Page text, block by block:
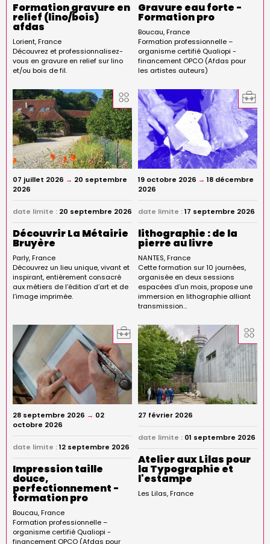
Formation gravure en
relief (lino/bois)
afdas
Lorient France
Découvrez et professionnalisez-
vous en gravure en relief sur lino
et/ou bois de fil.
Gravure eau forte -
Formation pro
Boucau France
Formation professionnelle –
organisme certifié Qualiopi -
financement OPCO (Afdas pour
les artistes auteurs)
07 juillet 2026 → 20 septembre
2026
date limite : 20 septembre 2026
Découvrir La Métairie
Bruyère
Parly France
Découvrez un lieu unique, vivant et
inspirant, entièrement consacré
aux métiers de l’édition d’art et de
l’image imprimée.
19 octobre 2026 → 18 décembre
2026
date limite :17 septembre 2026
lithographie : de la
pierre au livre
NANTES France
Cette formation sur 10 journées,
organisée en deux sessions
espacées d’un mois, propose une
immersion en lithographie alliant
transmission…
28 septembre 2026 → 02
octobre 2026
date limite :12 septembre 2026
Impression taille
douce,
perfectionnement -
formation pro
Boucau France
Formation professionnelle –
organisme certifié Qualiopi -
financement OPCO (Afdas pour
27 février 2026
date limite : 01 septembre 2026
Atelier aux Lilas pour
la Typographie et
l'estampe
Les Lilas France